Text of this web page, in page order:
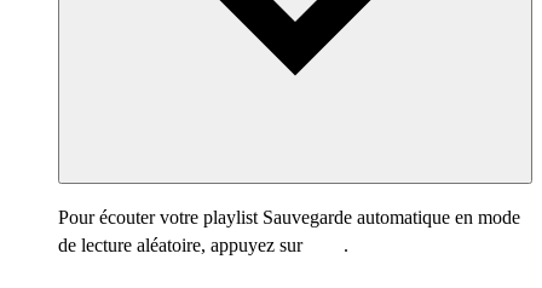
Pour écouter votre playlist Sauvegarde automatique en mode
de lecture aléatoire, appuyez sur
.